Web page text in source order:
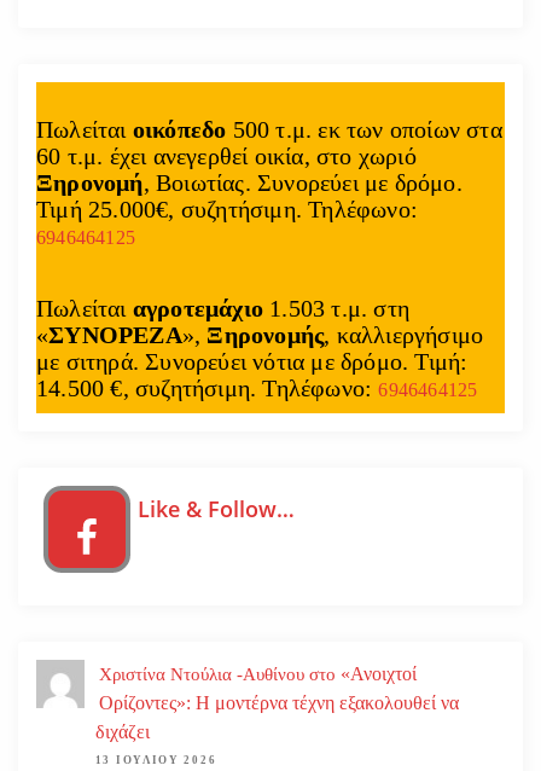
Πωλείται οικόπεδο 500 τ.μ. εκ των οποίων στα
60 τ.μ. έχει ανεγερθεί οικία, στο χωριό
Ξηρονομή, Βοιωτίας. Συνορεύει με δρόμο.
Τιμή 25.000€, συζητήσιμη. Τηλέφωνο:
6946464125
Πωλείται αγροτεμάχιο 1.503 τ.μ. στη
«ΣΥΝΟΡΕΖΑ», Ξηρονομής, καλλιεργήσιμο
με σιτηρά. Συνορεύει νότια με δρόμο. Τιμή:
14.500 €, συζητήσιμη. Τηλέφωνο:6946464125
Like & Follow…
Χριστίνα Ντούλια -Αυθίνου στο «Ανοιχτοί
Ορίζοντες»: Η μοντέρνα τέχνη εξακολουθεί να
διχάζει
13 ΙΟΥΛΊΟΥ 2026